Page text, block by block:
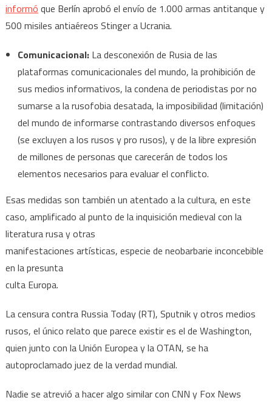
informó que Berlín aprobó el envío de 1.000 armas antitanque y
500 misiles antiaéreos Stinger a Ucrania.
Comunicacional: La desconexión de Rusia de las
plataformas comunicacionales del mundo, la prohibición de
sus medios informativos, la condena de periodistas por no
sumarse a la rusofobia desatada, la imposibilidad (limitación)
del mundo de informarse contrastando diversos enfoques
(se excluyen a los rusos y pro rusos), y de la libre expresión
de millones de personas que carecerán de todos los
elementos necesarios para evaluar el conflicto.
Esas medidas son también un atentado a la cultura, en este
caso, amplificado al punto de la inquisición medieval con la
literatura rusa y otras
manifestaciones artísticas, especie de neobarbarie inconcebible
en la presunta
culta Europa.
La censura contra Russia Today (RT), Sputnik y otros medios
rusos, el único relato que parece existir es el de Washington,
quien junto con la Unión Europea y la OTAN, se ha
autoproclamado juez de la verdad mundial.
Nadie se atrevió a hacer algo similar con CNN y Fox News